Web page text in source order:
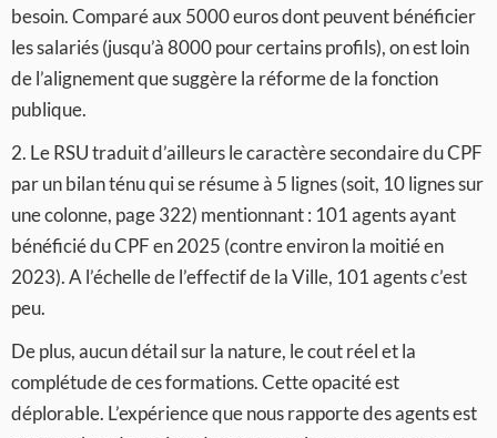
besoin. Comparé aux 5000 euros dont peuvent bénéficier
les salariés (jusqu’à 8000 pour certains profils), on est loin
de l’alignement que suggère la réforme de la fonction
publique.
2. Le RSU traduit d’ailleurs le caractère secondaire du CPF
par un bilan ténu qui se résume à 5 lignes (soit, 10 lignes sur
une colonne, page 322) mentionnant : 101 agents ayant
bénéficié du CPF en 2025 (contre environ la moitié en
2023). A l’échelle de l’effectif de la Ville, 101 agents c’est
peu.
De plus, aucun détail sur la nature, le cout réel et la
complétude de ces formations. Cette opacité est
déplorable. L’expérience que nous rapporte des agents est